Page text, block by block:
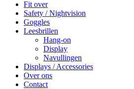
Fit over
Safety / Nightvision
Goggles
Leesbrillen
Hang-on
Display
Navullingen
Displays / Accessories
Over ons
Contact